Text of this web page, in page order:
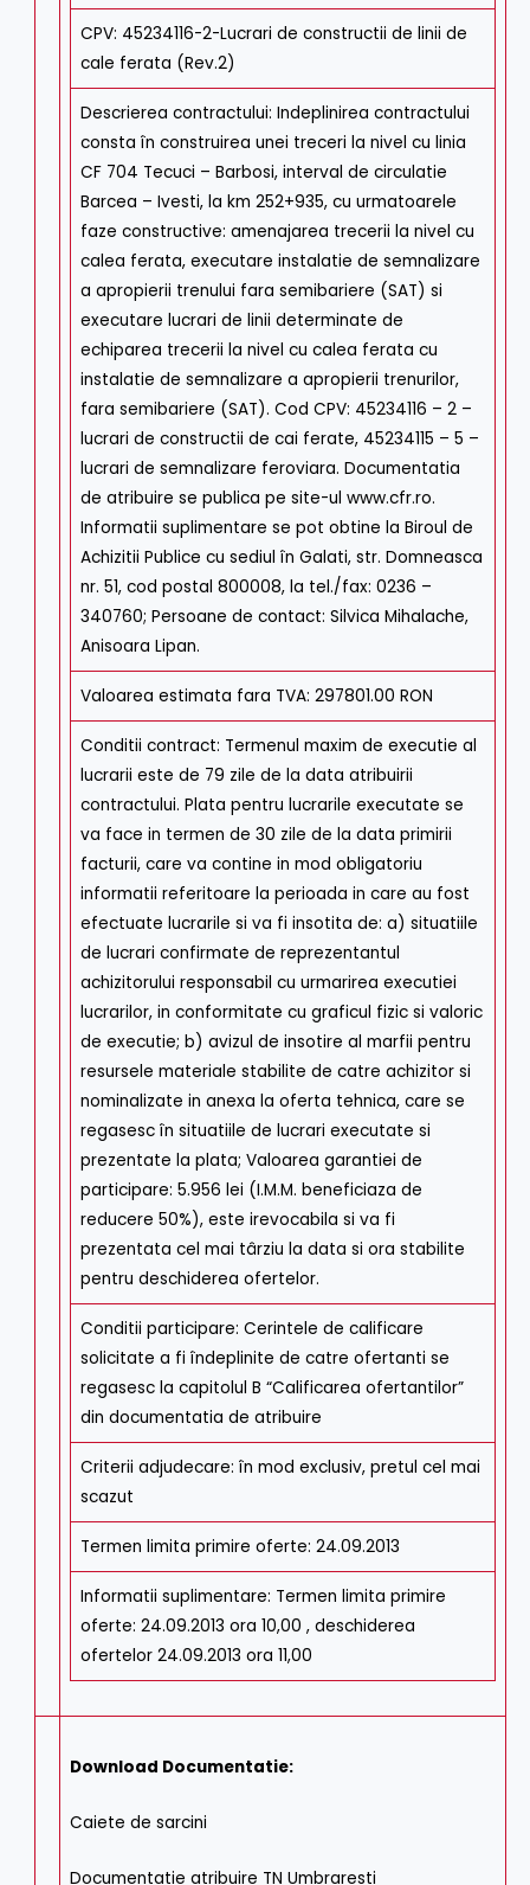
CPV: 45234116-2-Lucrari de constructii de linii de
cale ferata (Rev.2)
Descrierea contractului: Indeplinirea contractului
consta în construirea unei treceri la nivel cu linia
CF 704 Tecuci – Barbosi, interval de circulatie
Barcea – Ivesti, la km 252+935, cu urmatoarele
faze constructive: amenajarea trecerii la nivel cu
calea ferata, executare instalatie de semnalizare
a apropierii trenului fara semibariere (SAT) si
executare lucrari de linii determinate de
echiparea trecerii la nivel cu calea ferata cu
instalatie de semnalizare a apropierii trenurilor,
fara semibariere (SAT). Cod CPV: 45234116 – 2 –
lucrari de constructii de cai ferate, 45234115 – 5 –
lucrari de semnalizare feroviara. Documentatia
de atribuire se publica pe site-ul www.cfr.ro.
Informatii suplimentare se pot obtine la Biroul de
Achizitii Publice cu sediul în Galati, str. Domneasca
nr. 51, cod postal 800008, la tel./fax: 0236 –
340760; Persoane de contact: Silvica Mihalache,
Anisoara Lipan.
Valoarea estimata fara TVA: 297801.00 RON
Conditii contract: Termenul maxim de executie al
lucrarii este de 79 zile de la data atribuirii
contractului. Plata pentru lucrarile executate se
va face in termen de 30 zile de la data primirii
facturii, care va contine in mod obligatoriu
informatii referitoare la perioada in care au fost
efectuate lucrarile si va fi insotita de: a) situatiile
de lucrari confirmate de reprezentantul
achizitorului responsabil cu urmarirea executiei
lucrarilor, in conformitate cu graficul fizic si valoric
de executie; b) avizul de insotire al marfii pentru
resursele materiale stabilite de catre achizitor si
nominalizate in anexa la oferta tehnica, care se
regasesc în situatiile de lucrari executate si
prezentate la plata; Valoarea garantiei de
participare: 5.956 lei (I.M.M. beneficiaza de
reducere 50%), este irevocabila si va fi
prezentata cel mai târziu la data si ora stabilite
pentru deschiderea ofertelor.
Conditii participare: Cerintele de calificare
solicitate a fi îndeplinite de catre ofertanti se
regasesc la capitolul B “Calificarea ofertantilor”
din documentatia de atribuire
Criterii adjudecare: în mod exclusiv, pretul cel mai
scazut
Termen limita primire oferte: 24.09.2013
Informatii suplimentare: Termen limita primire
oferte: 24.09.2013 ora 10,00 , deschiderea
ofertelor 24.09.2013 ora 11,00
Download Documentatie:
Caiete de sarcini
Documentatie atribuire TN Umbraresti